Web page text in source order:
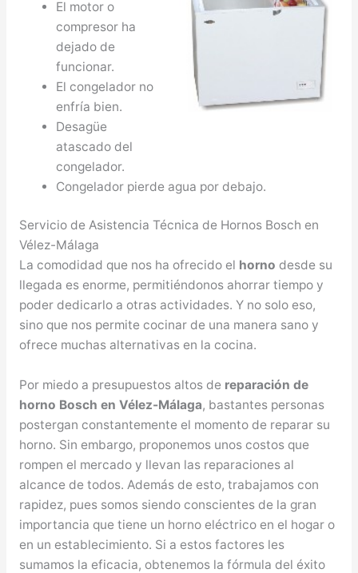
El motor o
compresor ha
dejado de
funcionar.
El congelador no
enfría bien.
Desagüe
atascado del
congelador.
Congelador pierde agua por debajo.
Servicio de Asistencia Técnica de Hornos Bosch en
Vélez-Málaga
La comodidad que nos ha ofrecido el horno desde su
llegada es enorme, permitiéndonos ahorrar tiempo y
poder dedicarlo a otras actividades. Y no solo eso,
sino que nos permite cocinar de una manera sano y
ofrece muchas alternativas en la cocina.
Por miedo a presupuestos altos de reparación de
horno Bosch en Vélez-Málaga, bastantes personas
postergan constantemente el momento de reparar su
horno. Sin embargo, proponemos unos costos que
rompen el mercado y llevan las reparaciones al
alcance de todos. Además de esto, trabajamos con
rapidez, pues somos siendo conscientes de la gran
importancia que tiene un horno eléctrico en el hogar o
en un establecimiento. Si a estos factores les
sumamos la eficacia, obtenemos la fórmula del éxito